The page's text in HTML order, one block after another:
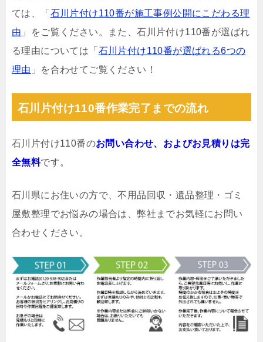
ては、「 石川片付け110番が施工事例公開にこだわる理
由 」をご覧ください。また、石川片付け110番が選ばれ
る理由については「 石川片付け110番が選ばれる6つの
理由 」を合わせてご覧ください！
石川片付け110番作業完了までの流れ
石川片付け110番のお問い合わせ、およびお見積りは完
全無料です。
石川県にお住いの方で、不用品回収・遺品整理・ゴミ
屋敷整理でお悩みの場合は、弊社までお気軽にお問い
合わせください。